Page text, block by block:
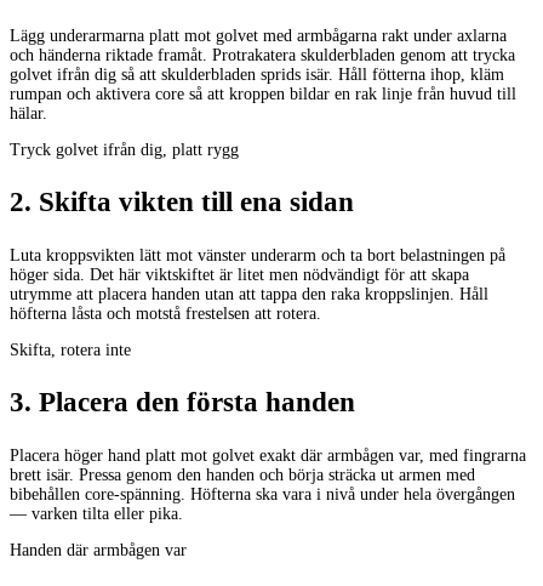
Lägg underarmarna platt mot golvet med armbågarna rakt under axlarna
och händerna riktade framåt. Protrakatera skulderbladen genom att trycka
golvet ifrån dig så att skulderbladen sprids isär. Håll fötterna ihop, kläm
rumpan och aktivera core så att kroppen bildar en rak linje från huvud till
hälar.
Tryck golvet ifrån dig, platt rygg
2. Skifta vikten till ena sidan
Luta kroppsvikten lätt mot vänster underarm och ta bort belastningen på
höger sida. Det här viktskiftet är litet men nödvändigt för att skapa
utrymme att placera handen utan att tappa den raka kroppslinjen. Håll
höfterna låsta och motstå frestelsen att rotera.
Skifta, rotera inte
3. Placera den första handen
Placera höger hand platt mot golvet exakt där armbågen var, med fingrarna
brett isär. Pressa genom den handen och börja sträcka ut armen med
bibehållen core-spänning. Höfterna ska vara i nivå under hela övergången
— varken tilta eller pika.
Handen där armbågen var